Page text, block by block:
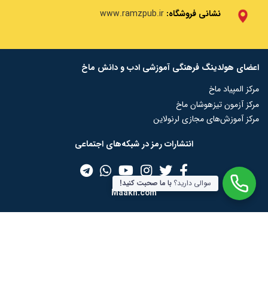
نشانی فروشگاه: www.ramzpub.ir
اعضای هولدینگ فرهنگی آموزشی ادب و دانش ماخ
مرکز المپیاد ماخ
مرکز آزمون تیزهوشان ماخ
مرکز آموزش‌های مجازی لرنولاین
انتشارات رمز در شبکه‌‌های اجتماعی
Maakh.com
سوالی دارید؟با ما صحبت کنید!